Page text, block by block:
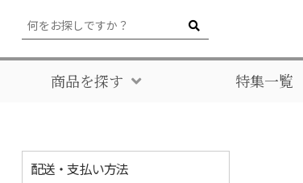
商品を探す 特集一覧
配送・支払い方法